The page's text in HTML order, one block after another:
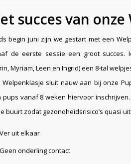
succes van onze
begin juni zijn we gestart met een
de eerste sessie een groot succes.
Myriam, Leen en Ingrid) een 8-tal
Welpenklasje sluit nauw aan bij onze
pups vanaf 8 weken hiervoor
buurt zodat gezondheidsrisico’s quasi
Ver uit elkaar
Geen onderling contact